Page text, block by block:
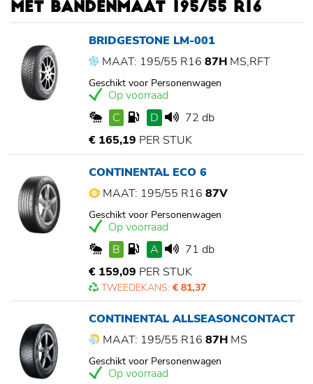
MET BANDENMAAT 195/55 R16
BRIDGESTONE LM-001
MAAT: 195/55 R16 87H MS,RFT
Geschikt voor Personenwagen
Op voorraad
C
D
72 db
€ 165,19 PER STUK
CONTINENTAL ECO 6
MAAT: 195/55 R16 87V
Geschikt voor Personenwagen
Op voorraad
B
A
71 db
€ 159,09 PER STUK
TWEEDEKANS: € 81,37
CONTINENTAL ALLSEASONCONTACT
MAAT: 195/55 R16 87H MS
Geschikt voor Personenwagen
Op voorraad